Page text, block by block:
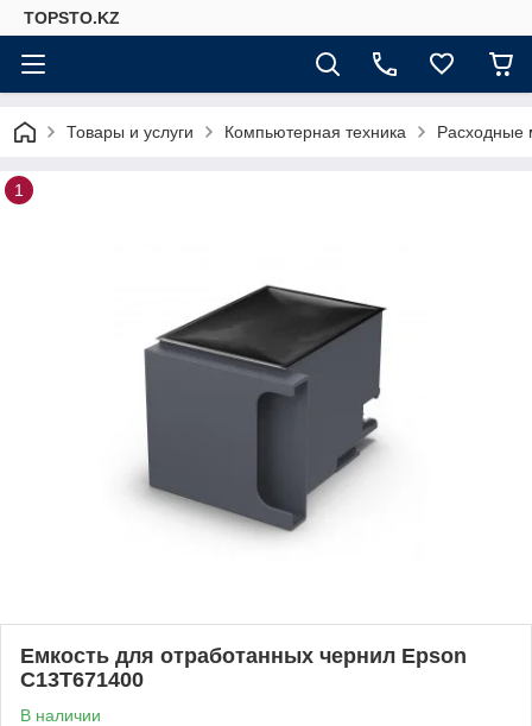
TOPSTO.KZ
Товары и услуги Компьютерная техника Расходные
1
Емкость для отработанных чернил Epson
C13T671400
В наличии